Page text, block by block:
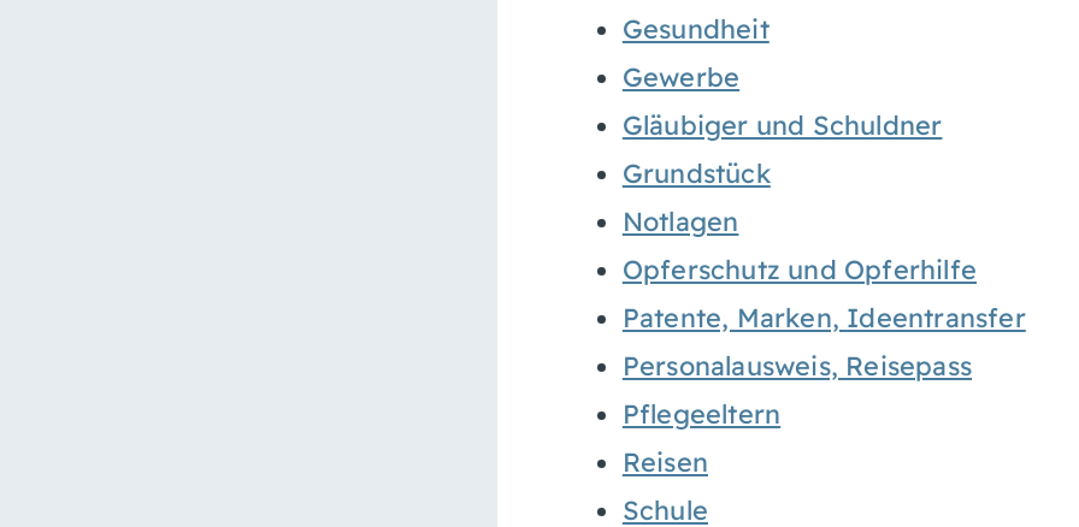
Gesundheit
Gewerbe
Gläubiger und Schuldner
Grundstück
Notlagen
Opferschutz und Opferhilfe
Patente, Marken, Ideentransfer
Personalausweis, Reisepass
Pflegeeltern
Reisen
Schule